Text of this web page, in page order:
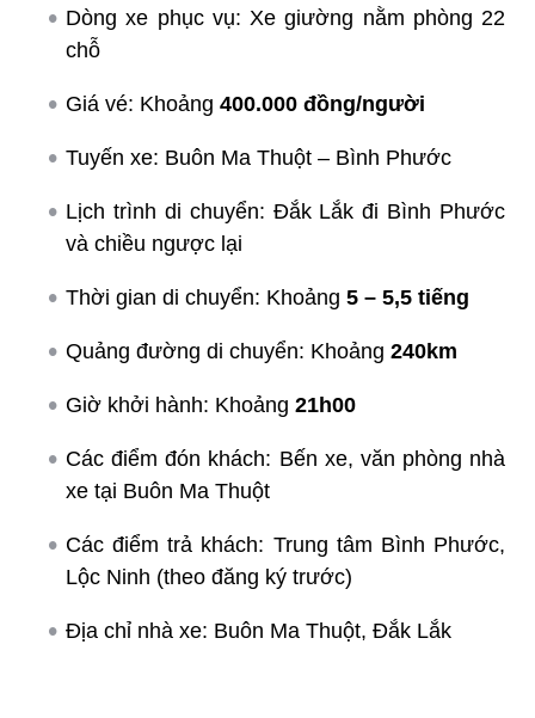
Dòng xe phục vụ: Xe giường nằm phòng 22
chỗ
Giá vé: Khoảng 400.000 đồng/người
Tuyến xe: Buôn Ma Thuột – Bình Phước
Lịch trình di chuyển: Đắk Lắk đi Bình Phước
và chiều ngược lại
Thời gian di chuyển: Khoảng 5 – 5,5 tiếng
Quảng đường di chuyển: Khoảng 240km
Giờ khởi hành: Khoảng 21h00
Các điểm đón khách: Bến xe, văn phòng nhà
xe tại Buôn Ma Thuột
Các điểm trả khách: Trung tâm Bình Phước,
Lộc Ninh (theo đăng ký trước)
Địa chỉ nhà xe: Buôn Ma Thuột, Đắk Lắk